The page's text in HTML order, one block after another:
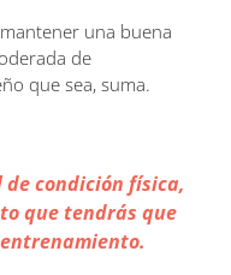
una buena
de
que sea, suma.
condición física,
que tendrás que